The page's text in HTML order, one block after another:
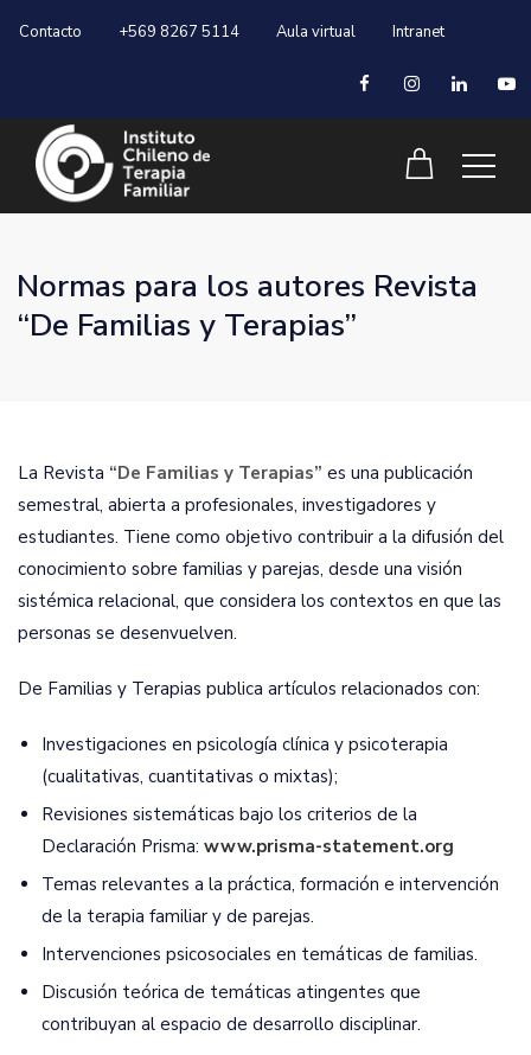
Contacto +569 8267 5114 Aula virtual Intranet
Normas para los autores Revista
“De Familias y Terapias”
La Revista “De Familias y Terapias” es una publicación
semestral, abierta a profesionales, investigadores y
estudiantes. Tiene como objetivo contribuir a la difusión del
conocimiento sobre familias y parejas, desde una visión
sistémica relacional, que considera los contextos en que las
personas se desenvuelven.
De Familias y Terapias publica artículos relacionados con:
Investigaciones en psicología clínica y psicoterapia
(cualitativas, cuantitativas o mixtas);
Revisiones sistemáticas bajo los criterios de la
Declaración Prisma: www.prisma-statement.org
Temas relevantes a la práctica, formación e intervención
de la terapia familiar y de parejas.
Intervenciones psicosociales en temáticas de familias.
Discusión teórica de temáticas atingentes que
contribuyan al espacio de desarrollo disciplinar.